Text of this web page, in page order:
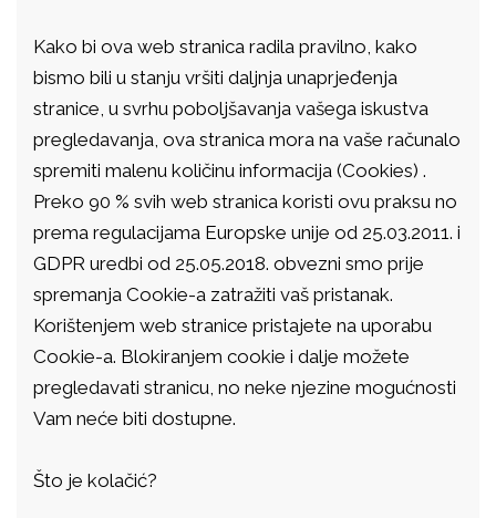
Kako bi ova web stranica radila pravilno, kako
bismo bili u stanju vršiti daljnja unaprjeđenja
stranice, u svrhu poboljšavanja vašega iskustva
pregledavanja, ova stranica mora na vaše računalo
spremiti malenu količinu informacija (Cookies) .
Preko 90 % svih web stranica koristi ovu praksu no
prema regulacijama Europske unije od 25.03.2011. i
GDPR uredbi od 25.05.2018. obvezni smo prije
spremanja Cookie-a zatražiti vaš pristanak.
Korištenjem web stranice pristajete na uporabu
Cookie-a. Blokiranjem cookie i dalje možete
pregledavati stranicu, no neke njezine mogućnosti
Vam neće biti dostupne.
Što je kolačić?